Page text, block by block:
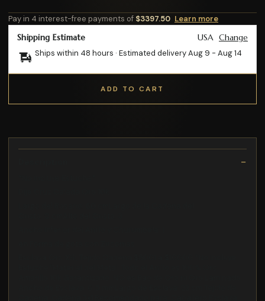
Pay in 4 interest-free payments of $3397.50 Learn more
Shipping Estimate USA Change
Ships within 48 hours · Estimated deliveryAug 9 - Aug 14
ADD TO CART